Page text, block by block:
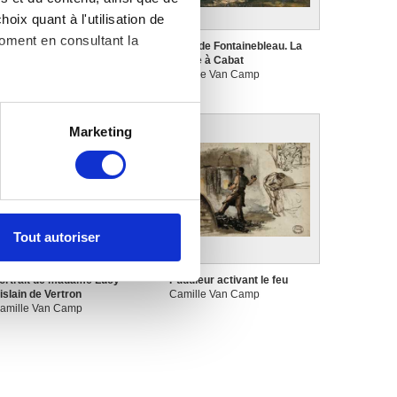
quant à l'utilisation de
en consultant la
à plusieurs mètres près
informations que
Marketing
Tout autoriser
esquisses : jeune
Forêt de Fontainebleau. La
Roche à Cabat
Camille Van Camp
de madame Lucy
de Vertron
Van Camp
Puddleur activant le feu
Camille Van Camp